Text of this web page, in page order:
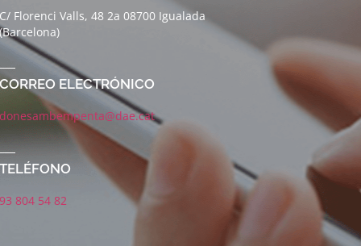
C/ Florenci Valls, 48 2a 08700 Igualada
CORREO ELECTRÓNICO
donesambempenta@dae.cat
TELÉFONO
93 804 54 82